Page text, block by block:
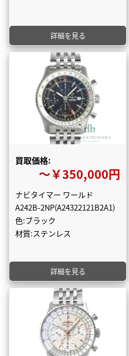
詳細を見る
買取価格:
〜￥350,000円
ナビタイマー ワールド
A242B-2NP(A24322121B2A1)
色:ブラック
材質:ステンレス
詳細を見る